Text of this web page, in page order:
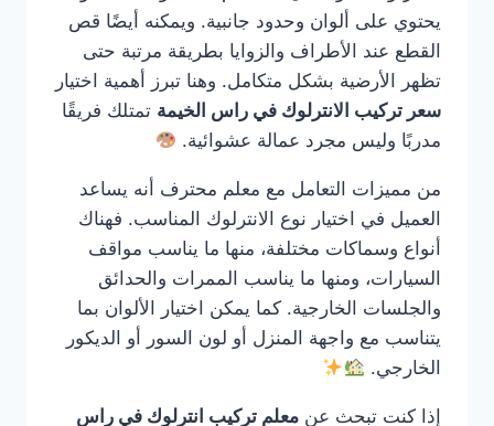
يحتوي على ألوان وحدود جانبية. ويمكنه أيضًا قص
القطع عند الأطراف والزوايا بطريقة مرتبة حتى
تظهر الأرضية بشكل متكامل. وهنا تبرز أهمية اختيار
سعر تركيب الانترلوك في راس الخيمة تمتلك فريقًا
مدربًا وليس مجرد عمالة عشوائية.
من مميزات التعامل مع معلم محترف أنه يساعد
العميل في اختيار نوع الانترلوك المناسب. فهناك
أنواع وسماكات مختلفة، منها ما يناسب مواقف
السيارات، ومنها ما يناسب الممرات والحدائق
والجلسات الخارجية. كما يمكن اختيار الألوان بما
يتناسب مع واجهة المنزل أو لون السور أو الديكور
الخارجي.
إذا كنت تبحث عن معلم تركيب انترلوك في راس